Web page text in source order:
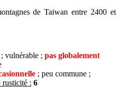
de Taiwan entre 2400 et
vulnérable ; pas globalement
; peu commune ;
rusticité : 6